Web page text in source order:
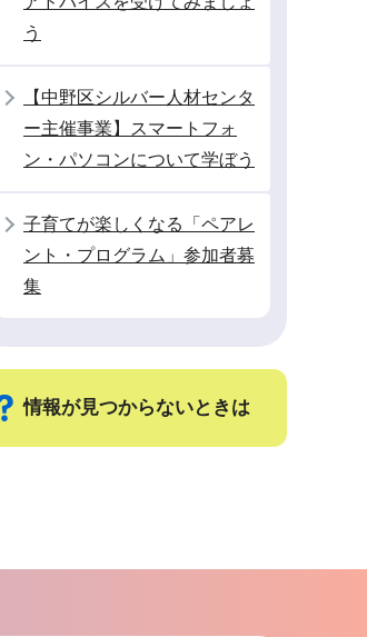
う
【中野区シルバー人材センタ
ー主催事業】スマートフォ
ン・パソコンについて学ぼう
子育てが楽しくなる「ペアレ
ント・プログラム」参加者募
集
情報が見つからないときは